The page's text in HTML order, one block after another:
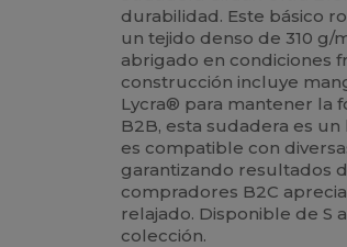
durabilidad. Este básico
un tejido denso de 310 g/
abrigado en condiciones
construcción incluye
Lycra® para mantener la
B2B, esta sudadera es
es compatible con
garantizando resultados
compradores B2C
relajado. Disponible de S
colección.